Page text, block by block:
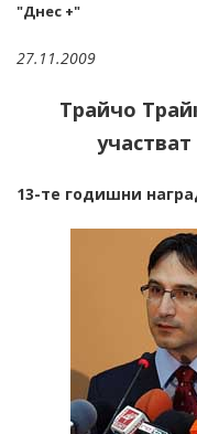
"Днес +"
27.11.2009
Трайчо
13-те годишни